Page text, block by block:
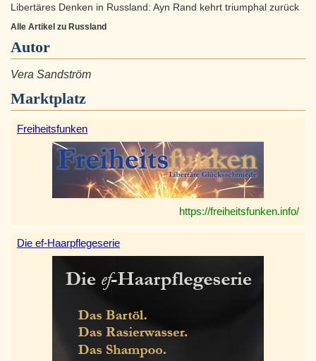
Libertäres Denken in Russland: Ayn Rand kehrt triumphal zurück
Alle Artikel zu Russland
Autor
Vera Sandström
Marktplatz
Freiheitsfunken
https://freiheitsfunken.info/
Die ef-Haarpflegeserie